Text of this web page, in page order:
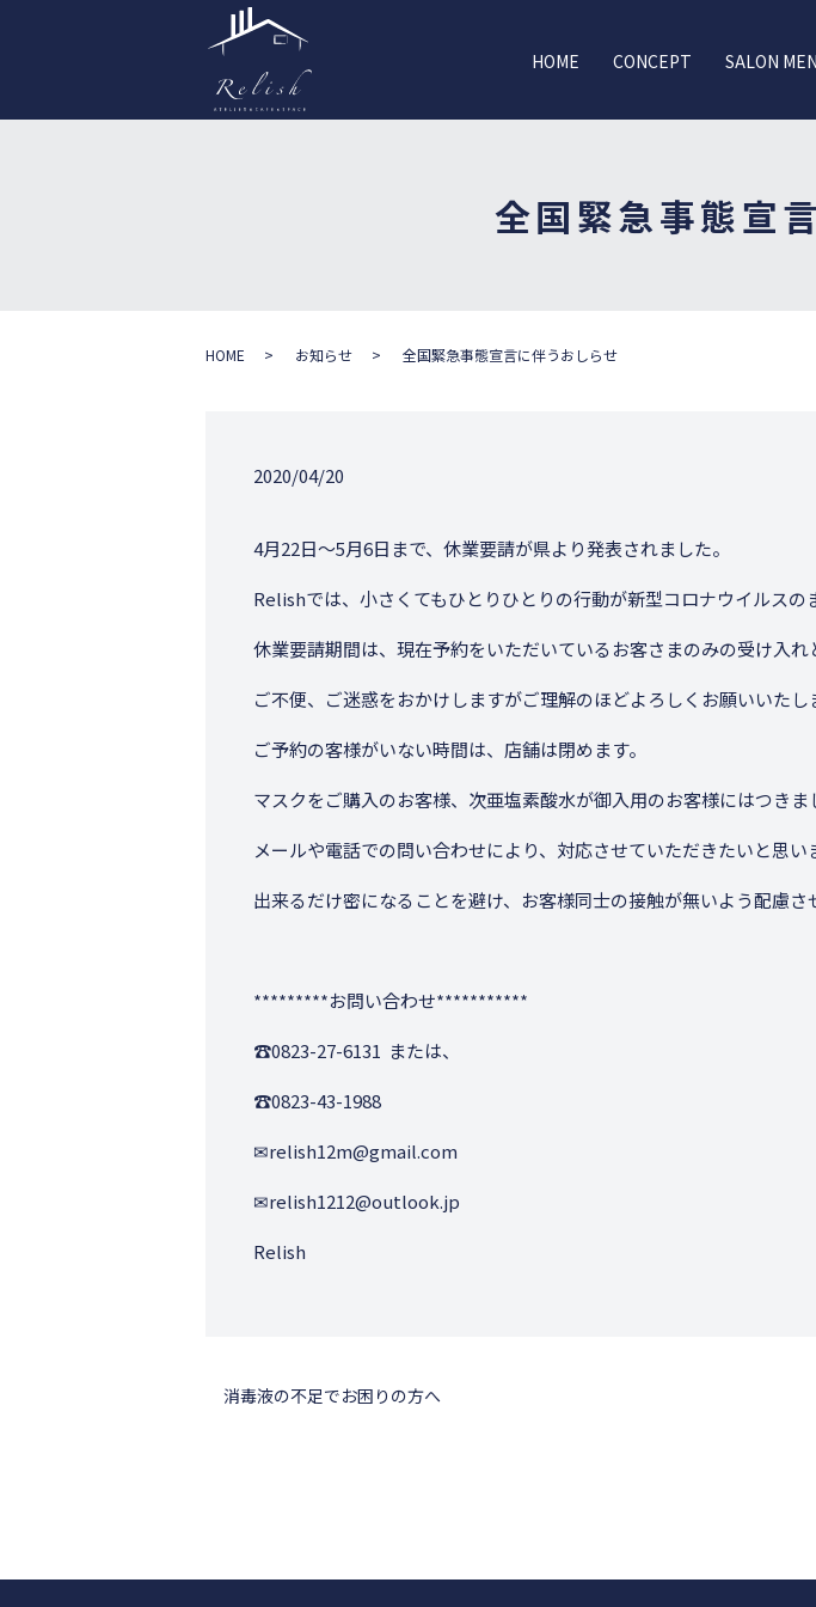
HOME CONCEPT SALON
全国緊急事態宣
HOME お知らせ 全国緊急事態宣言に伴うおしらせ
2020/04/20
4月22日〜5月6日まで、休業要請が県より発表されました。
Relishでは、小さくてもひとりひとりの行動が新型コロナウイルスの
休業要請期間は、現在予約をいただいているお客さまのみの受け入れ
ご不便、ご迷惑をおかけしますがご理解のほどよろしくお願いいたし
ご予約の客様がいない時間は、店舗は閉めます。
マスクをご購入のお客様、次亜塩素酸水が御入用のお客様にはつきま
メールや電話での問い合わせにより、対応させていただきたいと思い
出来るだけ密になることを避け、お客様同士の接触が無いよう配慮さ
*********お問い合わせ***********
☎︎0823-27-6131 または、
☎︎0823-43-1988
✉︎relish12m@gmail.com
✉︎relish1212@outlook.jp
Relish
消毒液の不足でお困りの方へ